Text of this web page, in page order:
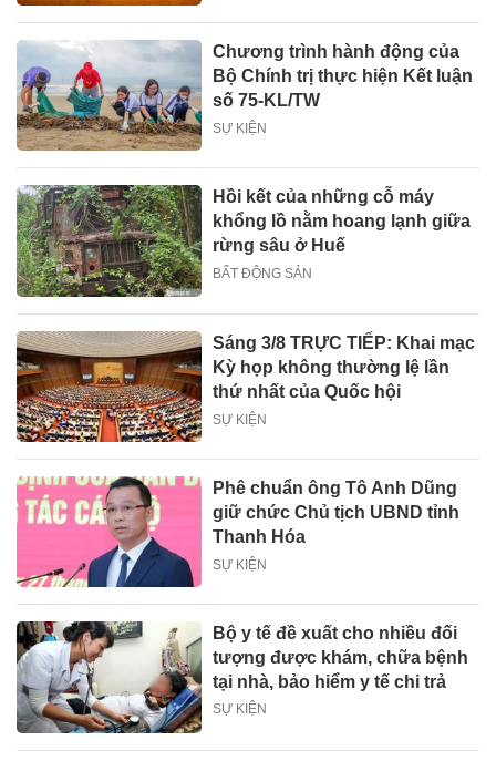
Chương trình hành động của
Bộ Chính trị thực hiện Kết luận
số 75-KL/TW
SỰ KIỆN
Hồi kết của những cỗ máy
khổng lồ nằm hoang lạnh giữa
rừng sâu ở Huế
BẤT ĐỘNG SẢN
Sáng 3/8 TRỰC TIẾP: Khai mạc
Kỳ họp không thường lệ lần
thứ nhất của Quốc hội
SỰ KIỆN
Phê chuẩn ông Tô Anh Dũng
giữ chức Chủ tịch UBND tỉnh
Thanh Hóa
SỰ KIỆN
Bộ y tế đề xuất cho nhiều đối
tượng được khám, chữa bệnh
tại nhà, bảo hiểm y tế chi trả
SỰ KIỆN